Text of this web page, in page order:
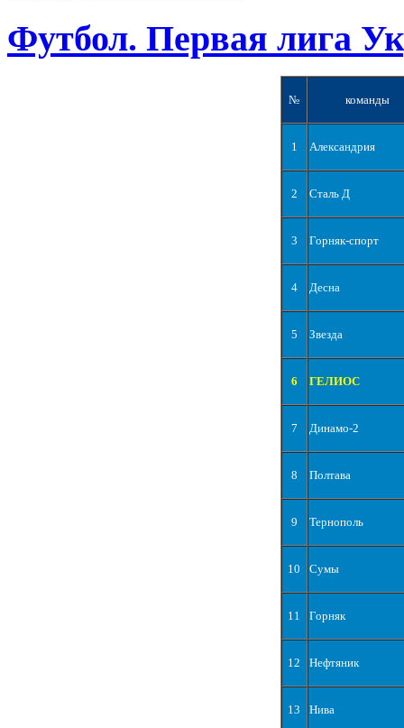
Футбол. Первая лига
№ команды
1 Александрия
2 Сталь Д
3 Горняк-спорт
4 Десна
5 Звезда
6 ГЕЛИОС
7 Динамо-2
8 Полтава
9 Тернополь
10 Сумы
11 Горняк
12 Нефтяник
13 Нива